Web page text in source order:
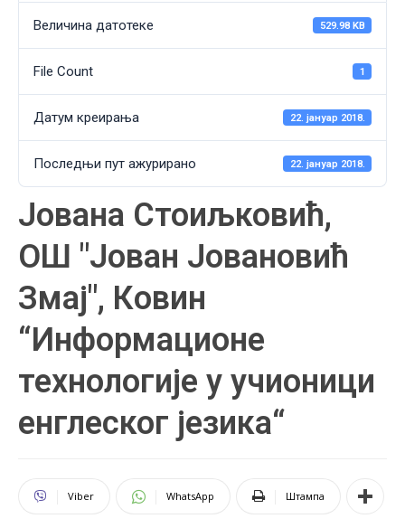
Величина датотеке 529.98 KB
File Count 1
Датум креирања 22. јануар 2018.
Последњи пут ажурирано 22. јануар 2018.
Јована Стоиљковић,
ОШ "Јован Јовановић
Змај", Ковин
“Информационе
технологије у учионици
енглеског језика“
Viber WhatsApp Штампа